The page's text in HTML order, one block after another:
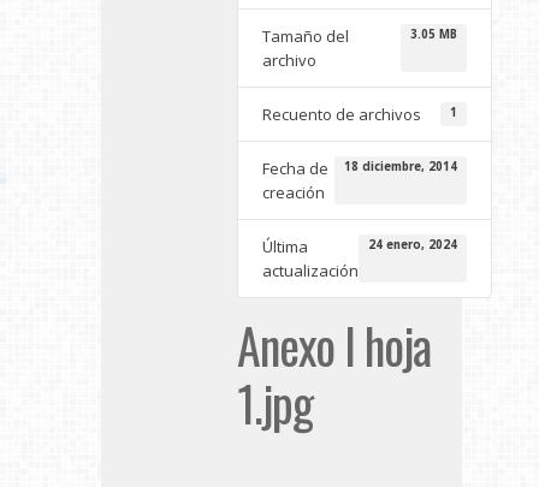
Tamaño del
archivo
3.05 MB
Recuento de archivos 1
Fecha de
creación
18 diciembre, 2014
Última
actualización
24 enero, 2024
Anexo I hoja
1.jpg